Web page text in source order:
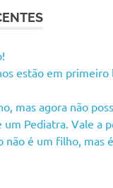
estão em primeiro
mas agora não
um Pediatra. Vale a
não é um filho, mas